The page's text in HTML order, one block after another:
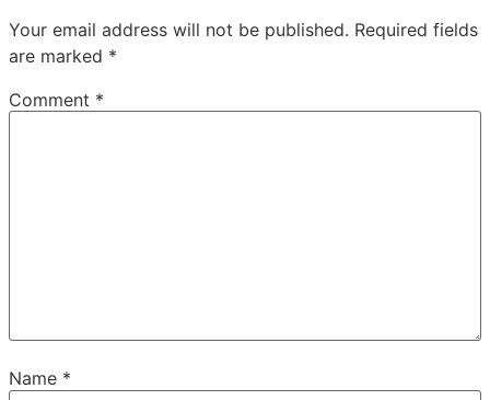
Your email address will not be published. Required fields
are marked *
Comment *
Name *